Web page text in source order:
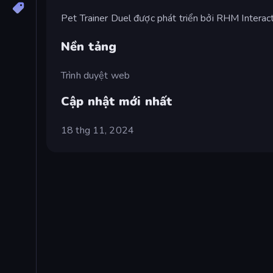
Pet Trainer Duel được phát triển bởi RHM
Nền tảng
Trình duyệt web
Cập nhật mới nhất
18 thg 11, 2024